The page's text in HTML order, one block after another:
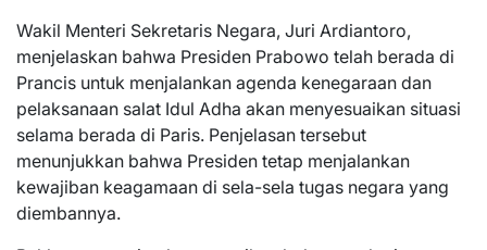
Wakil Menteri Sekretaris Negara, Juri Ardiantoro,
menjelaskan bahwa Presiden Prabowo telah berada di
Prancis untuk menjalankan agenda kenegaraan dan
pelaksanaan salat Idul Adha akan menyesuaikan situasi
selama berada di Paris. Penjelasan tersebut
menunjukkan bahwa Presiden tetap menjalankan
kewajiban keagamaan di sela-sela tugas negara yang
diembannya.